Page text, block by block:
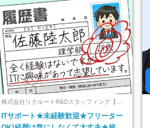
株式会社リクルートR&Dスタッフィング【リ
クルートグループ】
ITサポート★未経験歓迎★フリーター